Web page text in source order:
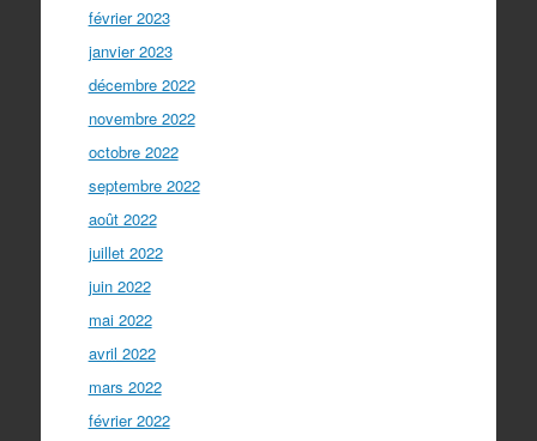
février 2023
janvier 2023
décembre 2022
novembre 2022
octobre 2022
septembre 2022
août 2022
juillet 2022
juin 2022
mai 2022
avril 2022
mars 2022
février 2022